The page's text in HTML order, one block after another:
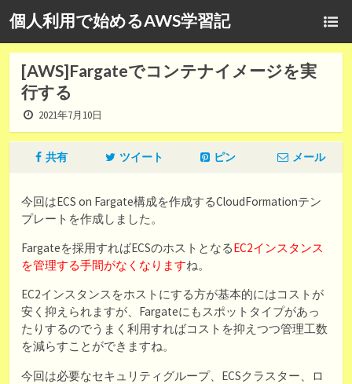
個人利用で始めるAWS学習記
[AWS]Fargateでコンテナイメージを実
行する
2021年7月10日
共有 ツイート ピン メール
今回はECS on Fargate構成を作成するCloudFormationテン
プレートを作成しました。
Fargateを採用すればECSのホストとなるEC2インスタンス
を管理する手間がなくなりますね。
EC2インスタンスをホストにする方が基本的にはコストが
安く抑えられますが、Fargateにもスポットタイプがあっ
たりするのでうまく利用すればコストを抑えつつ管理工数
を減らすことができますね。
今回は必要なセキュリティグループ、ECSクラスター、ロ